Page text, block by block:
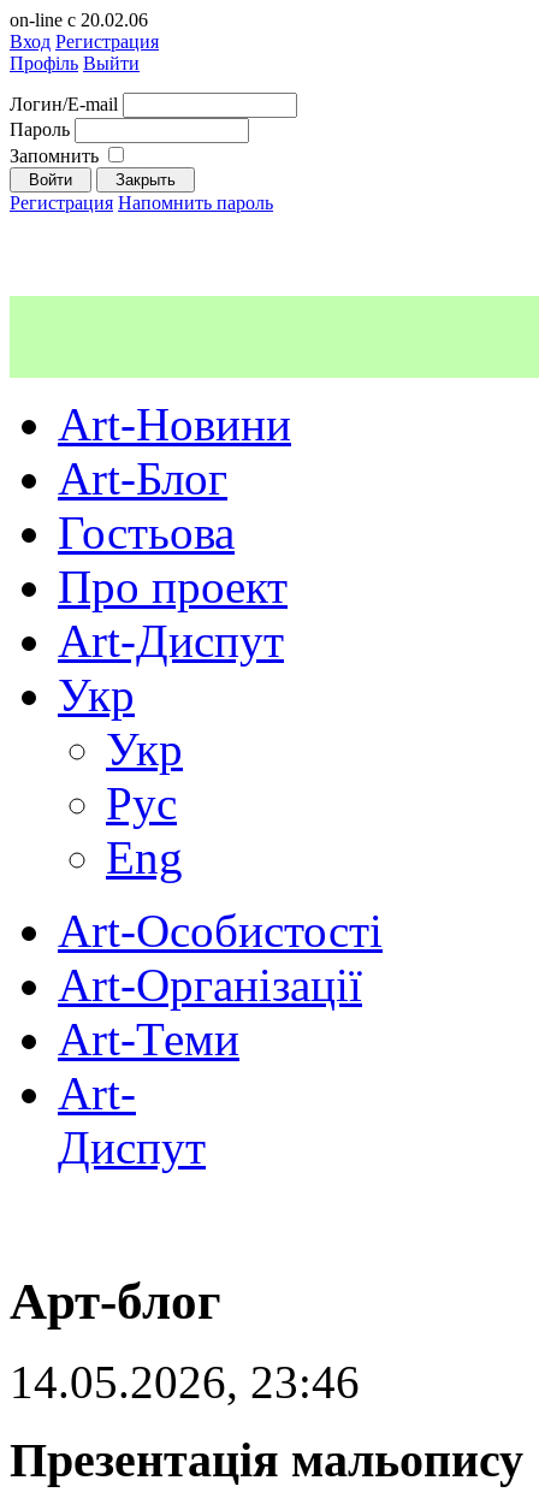
on-line с 20.02.06
Вход Регистрация
Профіль Выйти
Логин/E-mail
Пароль
Запомнить
Регистрация Напомнить пароль
Art-Новини
Art-Блог
Гостьова
Про проект
Art-Диспут
Укр
Укр
Рус
Eng
Art-Особистості
Art-Організації
Art-Теми
Art-
Диспут
Арт-блог
14.05.2026, 23:46
Презентація